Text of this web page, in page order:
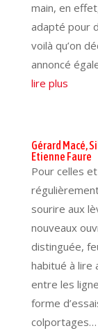
main, en
adapté pour
voilà qu’on
annoncé
lire plus
Gérard Macé,
Etienne Faure
Pour celles
sourire aux
nouveaux
distinguée,
habitué à lire
entre les
forme
colportages…